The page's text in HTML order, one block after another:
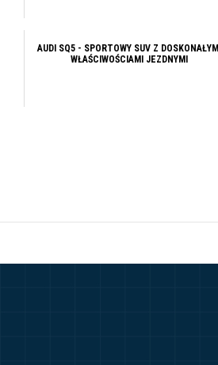
AUDI SQ5 - SPORTOWY SUV Z DOSKONAŁYMI
WŁAŚCIWOŚCIAMI JEZDNYMI